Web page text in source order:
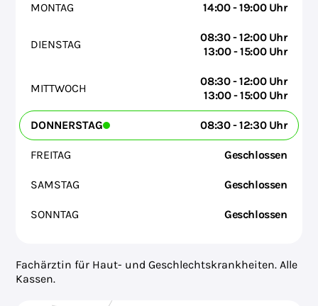
MONTAG 14:00 - 19:00 Uhr
DIENSTAG
08:30 - 12:00 Uhr
13:00 - 15:00 Uhr
MITTWOCH
08:30 - 12:00 Uhr
13:00 - 15:00 Uhr
DONNERSTAG 08:30 - 12:30 Uhr
FREITAG Geschlossen
SAMSTAG Geschlossen
SONNTAG Geschlossen
Fachärztin für Haut- und Geschlechtskrankheiten. Alle
Kassen.